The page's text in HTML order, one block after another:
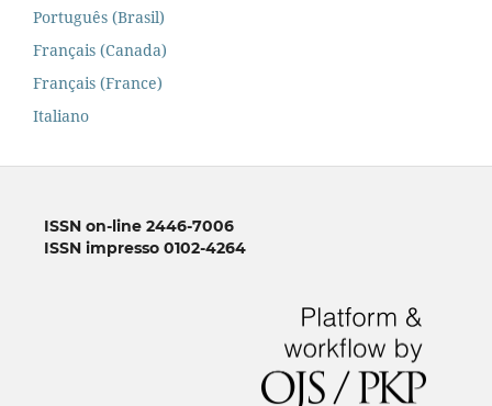
Português (Brasil)
Français (Canada)
Français (France)
Italiano
ISSN on-line 2446-7006
ISSN impresso 0102-4264